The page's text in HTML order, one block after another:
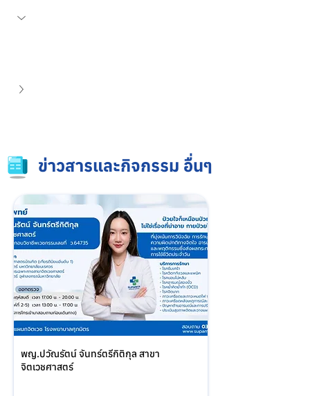
ข่าวสารและกิจกรรม อื่นๆ
พญ.ปวัณรัตน์ จันทร์ตรีกิติกุล สาขา
จิตเวชศาสตร์